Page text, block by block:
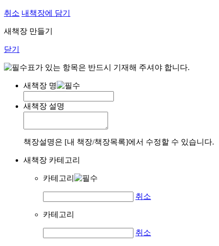
취소 내책장에 담기
새책장 만들기
닫기
표가 있는 항목은 반드시 기재해 주셔야 합니다.
새책장 명
새책장 설명
책장설명은 [내 책장/책장목록]에서 수정할 수 있습니다.
새책장 카테고리
카테고리
취소
카테고리
취소